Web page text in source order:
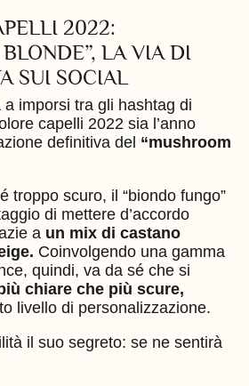
2022:
LA VIA DI
SUI SOCIAL
imporsi tra gli hashtag di
capelli 2022 sia l’anno
definitiva del “mushroom
troppo scuro, il “biondo fungo”
di mettere d’accordo
a un mix di castano
Coinvolgendo una gamma
quindi, va da sé che si
chiare che più scure,
livello di personalizzazione.
il suo segreto: se ne sentirà